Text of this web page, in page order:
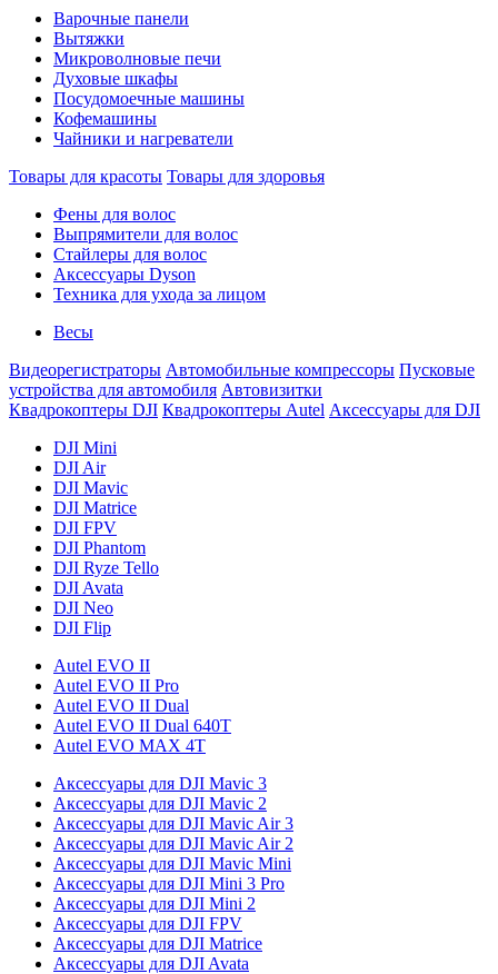
Варочные панели
Вытяжки
Микроволновые печи
Духовые шкафы
Посудомоечные машины
Кофемашины
Чайники и нагреватели
Товары для красоты Товары для здоровья
Фены для волос
Выпрямители для волос
Стайлеры для волос
Аксессуары Dyson
Техника для ухода за лицом
Весы
Видеорегистраторы Автомобильные компрессоры Пусковые
устройства для автомобиля Автовизитки
Квадрокоптеры DJI Квадрокоптеры Autel Аксессуары для DJI
DJI Mini
DJI Air
DJI Mavic
DJI Matrice
DJI FPV
DJI Phantom
DJI Ryze Tello
DJI Avata
DJI Neo
DJI Flip
Autel EVO II
Autel EVO II Pro
Autel EVO II Dual
Autel EVO II Dual 640T
Autel EVO MAX 4T
Аксессуары для DJI Mavic 3
Аксессуары для DJI Mavic 2
Аксессуары для DJI Mavic Air 3
Аксессуары для DJI Mavic Air 2
Аксессуары для DJI Mavic Mini
Аксессуары для DJI Mini 3 Pro
Аксессуары для DJI Mini 2
Аксессуары для DJI FPV
Аксессуары для DJI Matrice
Аксессуары для DJI Avata